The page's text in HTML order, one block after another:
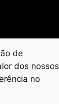
de
dos nossos
no